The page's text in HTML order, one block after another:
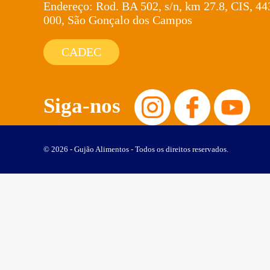
Endereço: Rod. BA 502, s/n, km 27.8, CIS,
000, São Gonçalo dos Campos
CADEC
Siga-nos
© 2026 - Gujão Alimentos - Todos os direitos reservados.